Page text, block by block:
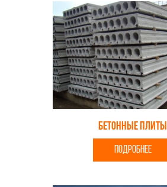
Бетонные плиты
ПОДРОБНЕЕ